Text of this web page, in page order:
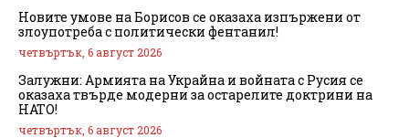
Новите умове на Борисов се оказаха изпържени от
злоупотреба с политически фентанил!
четвъртък, 6 август 2026
Залужни: Армията на Украйна и войната с Русия се
оказаха твърде модерни за остарелите доктрини на
НАТО!
четвъртък, 6 август 2026